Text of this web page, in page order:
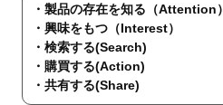
・製品の存在を知る（Attention）
・興味をもつ（Interest）
・検索する(Search)
・購買する(Action)
・共有する(Share)